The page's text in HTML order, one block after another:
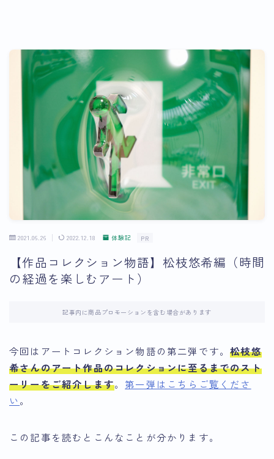
2021.06.26 2022.12.18 体験記 PR
【作品コレクション物語】松枝悠希編（時間
の経過を楽しむアート）
記事内に商品プロモーションを含む場合があります
今回はアートコレクション物語の第二弾です。松枝悠
希さんのアート作品のコレクションに至るまでのスト
ーリーをご紹介します。 第一弾はこちらご覧くださ
い。
この記事を読むとこんなことが分かります。